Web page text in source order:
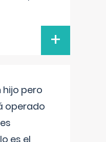
+
hijo pero
operado
es el